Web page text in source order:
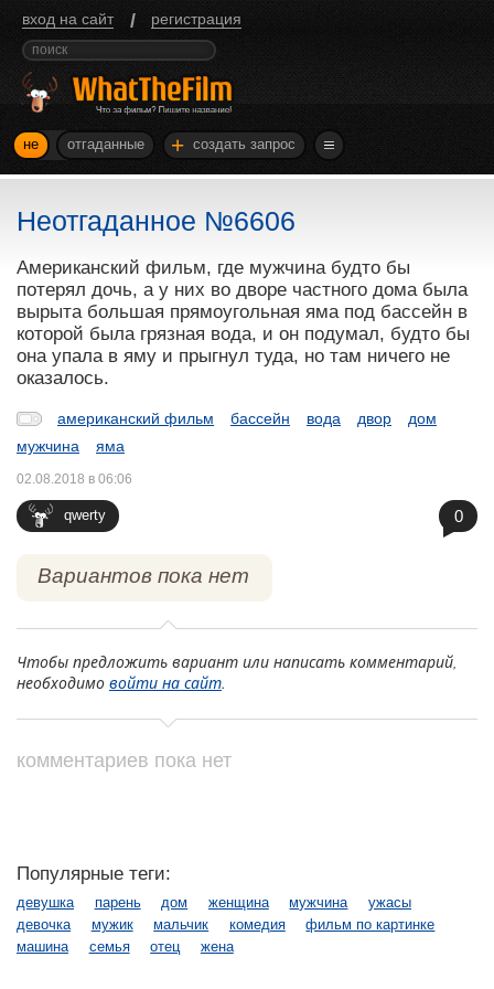
вход на сайт / регистрация
не отгаданные + создать запрос
Неотгаданное №6606
Американский фильм, где мужчина будто бы
потерял дочь, а у них во дворе частного дома была
вырыта большая прямоугольная яма под бассейн в
которой была грязная вода, и он подумал, будто бы
она упала в яму и прыгнул туда, но там ничего не
оказалось.
американский фильм бассейн вода двор
дом
мужчина
яма
qwerty
02.08.2018 в 06:06
0
Вариантов пока нет
Чтобы предложить вариант или написать комментарий,
необходимо войти на сайт.
комментариев пока нет
Популярные теги:
девушка парень дом женщина мужчина
ужасы
девочка
мужик мальчик комедия
фильм по картинке
машина
семья отец жена